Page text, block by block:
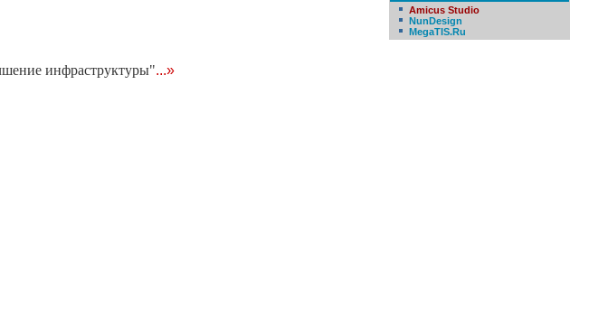
инфраструктуры"...»
Amicus Studio
NunDesign
MegaTIS.Ru